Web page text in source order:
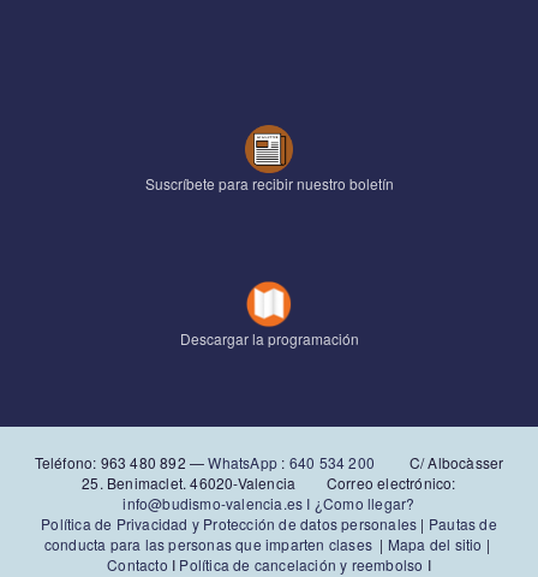
Suscríbete para recibir nuestro boletín
Descargar la programación
Teléfono: 963 480 892‬ —WhatsApp : 640 534 200 C/ Albocàsser
25. Benimaclet. 46020-Valencia Correo electrónico:
info@budismo-valencia.es I ¿Como llegar?
Política de Privacidad y Protección de datos personales | Pautas de
conducta para las personas que imparten clases| Mapa del sitio |
Contacto I Política de cancelación y reembolso I